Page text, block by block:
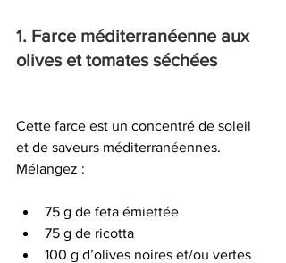
1. Farce méditerranéenne aux
olives et tomates séchées
Cette farce est un concentré de soleil
et de saveurs méditerranéennes.
Mélangez :
75 g de feta émiettée
75 g de ricotta
100 g d’olives noires et/ou vertes